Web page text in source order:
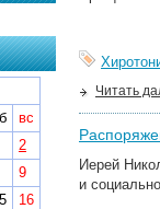
Читать
Иерей
и
вс
2
9
16